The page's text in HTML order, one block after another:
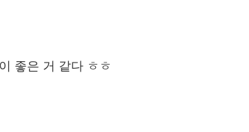
좋은 거 같다 ㅎㅎ